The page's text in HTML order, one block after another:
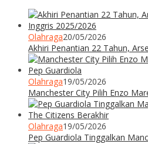
Olahraga20/05/2026
Akhiri Penantian 22 Tahun,
Olahraga19/05/2026
Manchester City Pilih Enzo
Olahraga19/05/2026
Pep Guardiola Tinggalkan